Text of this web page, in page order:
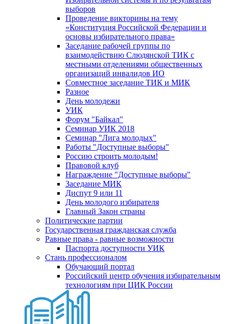
выборов
Проведение викторины на тему
«Конституция Российской Федерации и
основы избирательного права»
Заседание рабочей группы по
взаимодействию Слюдянской ТИК с
местными отделениями общественных
организаций инвалидов ИО
Совместное заседание ТИК и МИК
Разное
День молодежи
УИК
Форум "Байкал"
Семинар УИК 2018
Семинар "Лига молодых"
Работы "Доступные выборы"
Россию строить молодым!
Правовой клуб
Награждение "Доступные выборы"
Заседание МИК
Диспут 9 или 11
День молодого избирателя
Главный Закон страны
Политические партии
Государственная гражданская служба
Равные права - равные возможности
Паспорта доступности УИК
Стань профессионалом
Обучающий портал
Российский центр обучения избирательным
технологиям при ЦИК России